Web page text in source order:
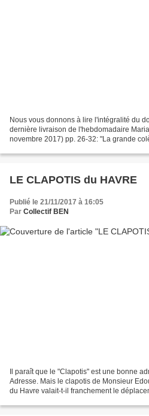
Nous vous donnons à lire l'intégralité du
dernière livraison de l'hebdomadaire
novembre 2017) pp. 26-32: "La grande
LE CLAPOTIS du HAVRE
Publié le 21/11/2017 à 16:05
Par Collectif BEN
Il paraît que le "Clapotis" est une bonne
Adresse. Mais le clapotis de Monsieur
du Havre valait-t-il franchement le